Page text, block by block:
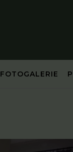
FOTOGALERIE